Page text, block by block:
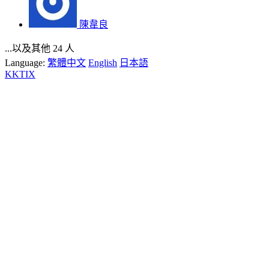
陳韋良
...以及其他 24 人
Language: 繁體中文 English 日本語
KKTIX